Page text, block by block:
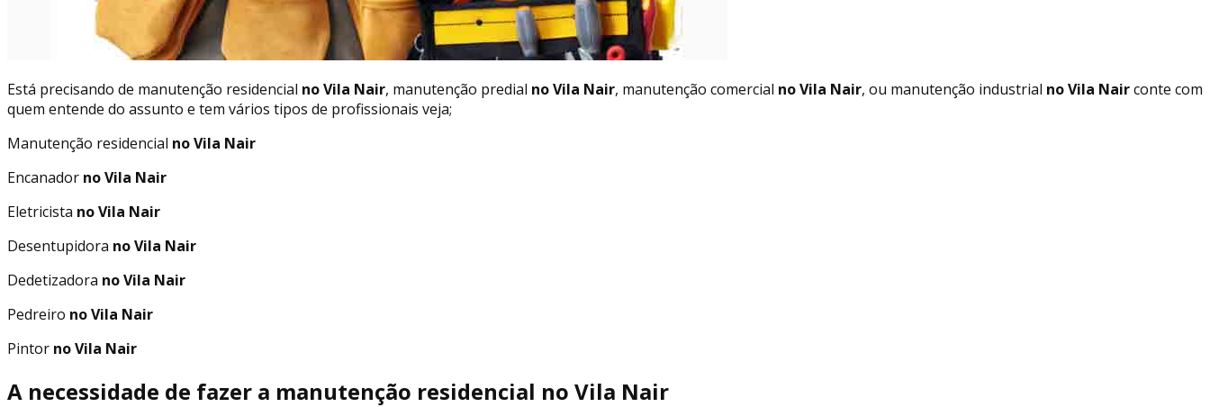
Está precisando de manutenção residencial no Vila Nair, manutenção predial no Vila Nair, manutenção comercial no Vila Nair, ou manutenção industrial no Vila Nairconte com
quem entende do assunto e tem vários tipos de profissionais veja;
Manutenção residencial no Vila Nair
Encanador no Vila Nair
Eletricista no Vila Nair
Desentupidora no Vila Nair
Dedetizadora no Vila Nair
Pedreiro no Vila Nair
Pintor no Vila Nair
A necessidade de fazer a manutenção residencial no Vila Nair